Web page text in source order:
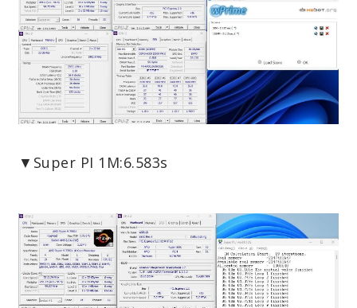
▼Super PI 1M:6.583s